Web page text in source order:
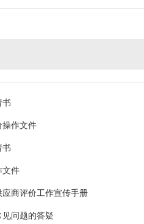
书
操作文件
书
文件
商评价工作宣传手册
问题的答疑